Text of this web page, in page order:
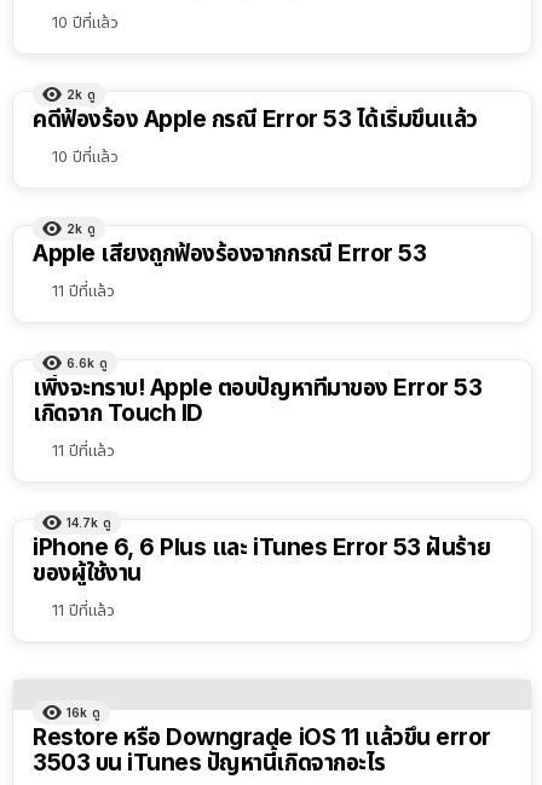
10 ปีที่แล้ว
2k ดู
คดีฟ้องร้อง Apple กรณี Error 53 ได้เริ่มขึ้นแล้ว
10 ปีที่แล้ว
2k ดู
Apple เสี่ยงถูกฟ้องร้องจากกรณี Error 53
11 ปีที่แล้ว
6.6k ดู
เพิ่งจะทราบ! Apple ตอบปัญหาที่มาของ Error 53
เกิดจาก Touch ID
11 ปีที่แล้ว
14.7k ดู
iPhone 6, 6 Plus และ iTunes Error 53 ฝันร้าย
ของผู้ใช้งาน
11 ปีที่แล้ว
16k ดู
Restore หรือ Downgrade iOS 11 แล้วขึ้น error
3503 บน iTunes ปัญหานี้เกิดจากอะไร